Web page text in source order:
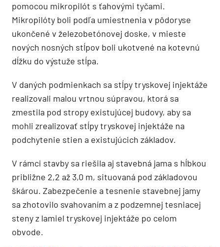
pomocou mikropilót s ťahovými tyčami.
Mikropilóty boli podľa umiestnenia v pôdoryse
ukončené v železobetónovej doske, v mieste
nových nosných stĺpov boli ukotvené na kotevnú
dĺžku do výstuže stĺpa.
V daných podmienkach sa stĺpy tryskovej injektáže
realizovali malou vrtnou súpravou, ktorá sa
zmestila pod stropy existujúcej budovy, aby sa
mohli zrealizovať stĺpy tryskovej injektáže na
podchytenie stien a existujúcich základov.
V rámci stavby sa riešila aj stavebná jama s hĺbkou
približne 2,2 až 3,0 m, situovaná pod základovou
škárou. Zabezpečenie a tesnenie stavebnej jamy
sa zhotovilo svahovaním a z podzemnej tesniacej
steny z lamiel tryskovej injektáže po celom
obvode.